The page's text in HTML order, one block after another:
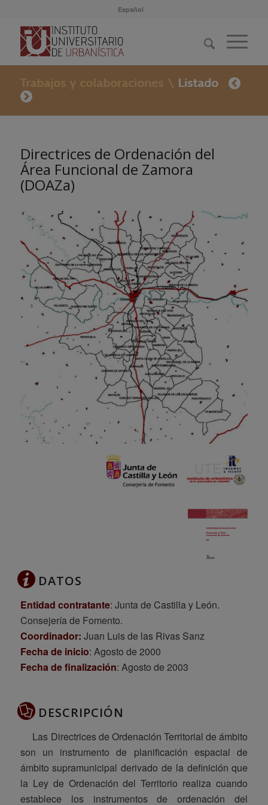
Español
Directrices de Ordenación del
Área Funcional de Zamora
(DOAZa)
DATOS
Entidad contratante: Junta de Castilla y León.
Consejería de Fomento.
Coordinador: Juan Luis de las Rivas Sanz
Fecha de inicio: Agosto de 2000
Fecha de finalización: Agosto de 2003
DESCRIPCIÓN
Las Directrices de Ordenación Territorial de ámbito
son un instrumento de planificación espacial de
ámbito supramunicipal derivado de la definición que
la Ley de Ordenación del Territorio realiza cuando
establece los instrumentos de ordenación del